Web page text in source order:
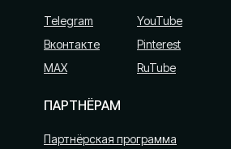
Партнёрская программа
ПАРТНЁРАМ
Telegram
Вконтакте
RuTube
Pinterest
MAХ
YouTube